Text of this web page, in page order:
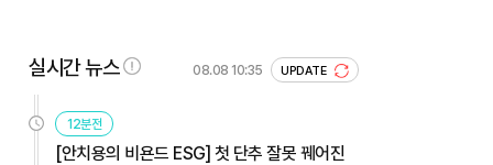
실시간 뉴스 08.08 10:35 UPDATE
12분전
[안치용의 비욘드 ESG] 첫 단추 잘못 꿰어진